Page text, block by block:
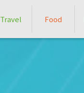
Travel Food